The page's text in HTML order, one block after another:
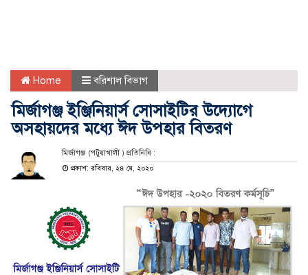
Home বরিশাল বিভাগ
মির্জাগঞ্জ ইঞ্জিনিয়ার্স সোসাইটির উদ্যোগে
অসহায়দের মধ্যে ঈদ উপহার বিতরণ
মির্জাগঞ্জ (পটুয়াখালী ) প্রতিনিধি :
প্রকাশ: রবিবার, ২৪ মে, ২০২০